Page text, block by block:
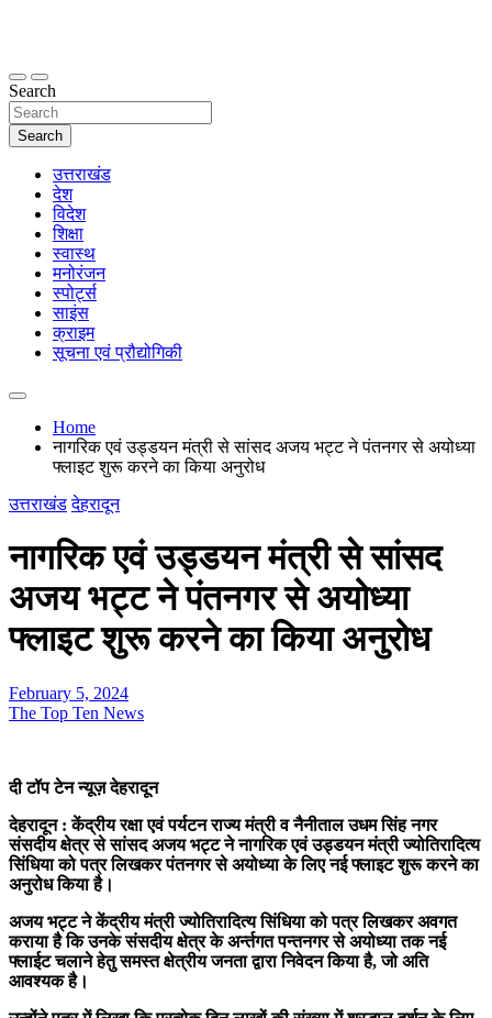
thetoptennews.com
Search
Search
उत्तराखंड
देश
विदेश
शिक्षा
स्वास्थ
मनोरंजन
स्पोर्ट्स
साइंस
क्राइम
सूचना एवं प्रौद्योगिकी
Home
नागरिक एवं उड्डयन मंत्री से सांसद अजय भट्ट ने पंतनगर से अयोध्या
फ्लाइट शुरू करने का किया अनुरोध
उत्तराखंड देहरादून
नागरिक एवं उड्डयन मंत्री से सांसद
अजय भट्ट ने पंतनगर से अयोध्या
फ्लाइट शुरू करने का किया अनुरोध
February 5, 2024
The Top Ten News
दी टॉप टेन न्यूज़ देहरादून
देहरादून : केंद्रीय रक्षा एवं पर्यटन राज्य मंत्री व नैनीताल उधम सिंह नगर
संसदीय क्षेत्र से सांसद अजय भट्ट ने नागरिक एवं उड्डयन मंत्री ज्योतिरादित्य
सिंधिया को पत्र लिखकर पंतनगर से अयोध्या के लिए नई फ्लाइट शुरू करने का
अनुरोध किया है।
अजय भट्ट ने केंद्रीय मंत्री ज्योतिरादित्य सिंधिया को पत्र लिखकर अवगत
कराया है कि उनके संसदीय क्षेत्र के अर्न्तगत पन्तनगर से अयोध्या तक नई
फ्लाईट चलाने हेतु समस्त क्षेत्रीय जनता द्वारा निवेदन किया है, जो अति
आवश्यक है।